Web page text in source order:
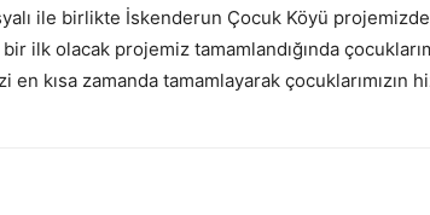
ile birlikte İskenderun Çocuk Köyü
ilk olacak projemiz tamamlandığında
en kısa zamanda tamamlayarak çocuklarımızın